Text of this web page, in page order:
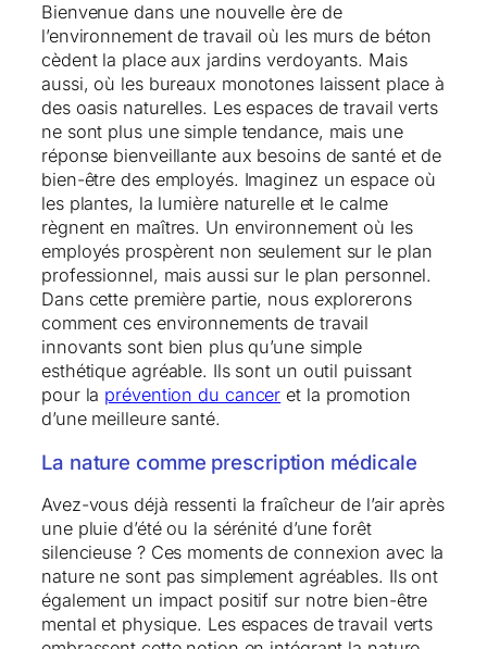
Bienvenue dans une nouvelle ère de
l’environnement de travail où les murs de béton
cèdent la place aux jardins verdoyants. Mais
aussi, où les bureaux monotones laissent place à
des oasis naturelles. Les espaces de travail verts
ne sont plus une simple tendance, mais une
réponse bienveillante aux besoins de santé et de
bien-être des employés. Imaginez un espace où
les plantes, la lumière naturelle et le calme
règnent en maîtres. Un environnement où les
employés prospèrent non seulement sur le plan
professionnel, mais aussi sur le plan personnel.
Dans cette première partie, nous explorerons
comment ces environnements de travail
innovants sont bien plus qu’une simple
esthétique agréable. Ils sont un outil puissant
pour la prévention du cancer et la promotion
d’une meilleure santé.
La nature comme prescription médicale
Avez-vous déjà ressenti la fraîcheur de l’air après
une pluie d’été ou la sérénité d’une forêt
silencieuse ? Ces moments de connexion avec la
nature ne sont pas simplement agréables. Ils ont
également un impact positif sur notre bien-être
mental et physique. Les espaces de travail verts